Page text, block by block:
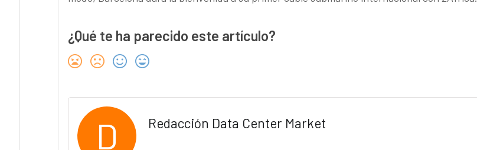
¿Qué te ha parecido este artículo?
D Redacción Data Center Market